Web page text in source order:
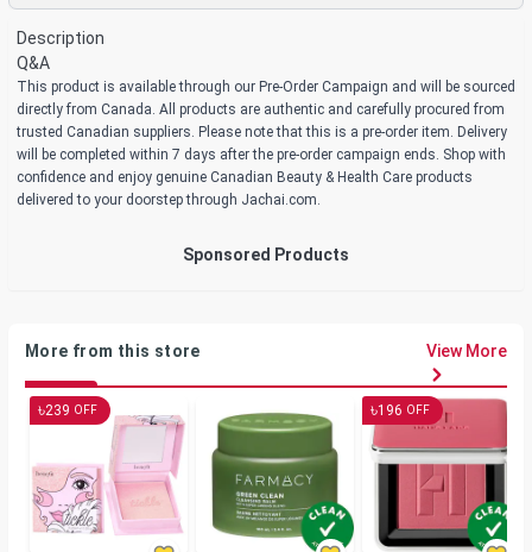
Description
Q&A
This product is available through our Pre-Order Campaign and will be sourced
directly from Canada. All products are authentic and carefully procured from
trusted Canadian suppliers. Please note that this is a pre-order item. Delivery
will be completed within 7 days after the pre-order campaign ends. Shop with
confidence and enjoy genuine Canadian Beauty & Health Care products
delivered to your doorstep through Jachai.com.
Sponsored Products
More from this store View More
৳239 OFF ৳196 OFF